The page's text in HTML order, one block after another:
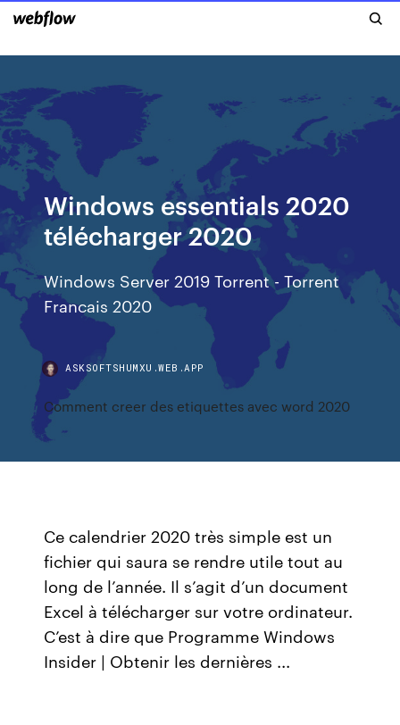
Windows essentials 2020
télécharger 2020
Windows Server 2019 Torrent - Torrent
Francais 2020
ASKSOFTSHUMXU.WEB.APP
Comment creer des etiquettes avec word 2020
Ce calendrier 2020 très simple est un
fichier qui saura se rendre utile tout au
long de l’année. Il s’agit d’un document
Excel à télécharger sur votre ordinateur.
C’est à dire que Programme Windows
Insider | Obtenir les dernières ...